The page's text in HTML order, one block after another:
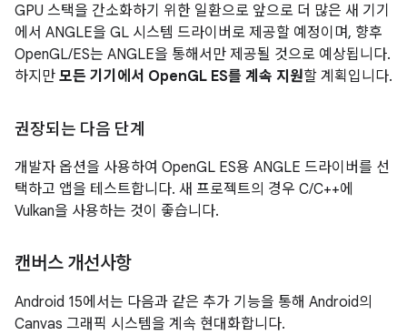
GPU 스택을 간소화하기 위한 일환으로 앞으로 더 많은 새 기기
에서 ANGLE을 GL 시스템 드라이버로 제공할 예정이며, 향후
OpenGL/ES는 ANGLE을 통해서만 제공될 것으로 예상됩니다.
하지만 모든 기기에서 OpenGL ES를 계속 지원할 계획입니다.
권장되는 다음 단계
개발자 옵션을 사용하여 OpenGL ES용 ANGLE 드라이버를 선
택하고 앱을 테스트합니다. 새 프로젝트의 경우 C/C++에
Vulkan을 사용하는 것이 좋습니다.
캔버스 개선사항
Android 15에서는 다음과 같은 추가 기능을 통해 Android의
Canvas 그래픽 시스템을 계속 현대화합니다.